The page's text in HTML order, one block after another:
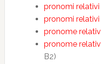
pronomi relativi
pronomi relativi
pronome
pronome
B2)